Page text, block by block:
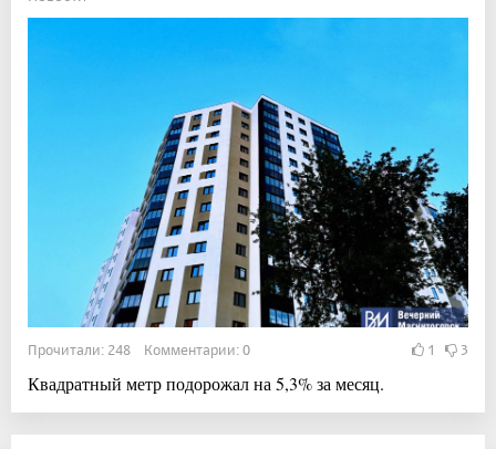
Прочитали: 248 Комментарии: 0 1 3
Квадратный метр подорожал на 5,3% за месяц.